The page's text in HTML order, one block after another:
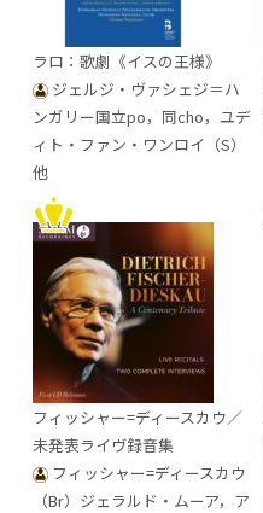
ラロ：歌劇《イスの王様》
ジェルジ・ヴァシェジ＝ハ
ンガリー国立po，同cho，ユデ
ィト・ファン・ワンロイ（S）
他
フィッシャー=ディースカウ／
未発表ライヴ録音集
フィッシャー=ディースカウ
（Br）ジェラルド・ムーア，ア